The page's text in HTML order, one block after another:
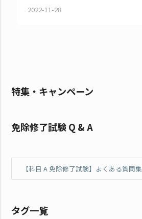
2022-11-28
特集・キャンペーン
免除修了試験 Q & A
【科目 A 免除修了試験】よくある質問集
タグ一覧